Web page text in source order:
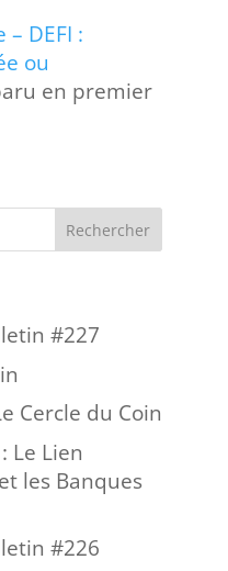
– DEFI :
ou
en premier
#227
Cercle du Coin
Le Lien
les Banques
#226